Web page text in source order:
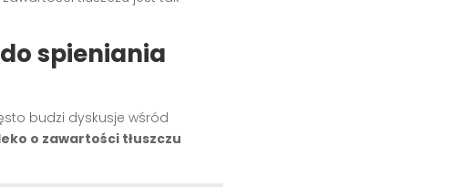
spieniania
budzi dyskusje wśród
o zawartości tłuszczu